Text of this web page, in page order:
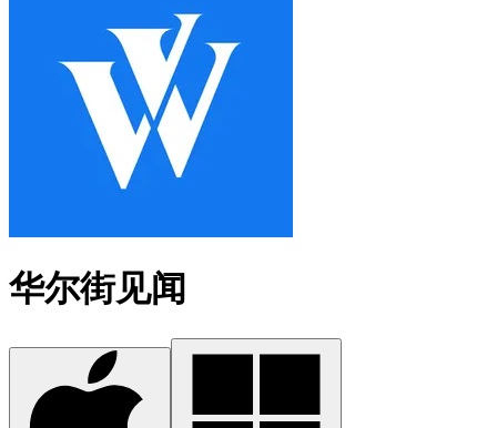
华尔街见闻